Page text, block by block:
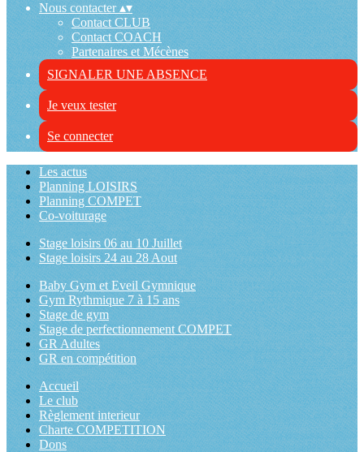
Nous contacter▴▾
Contact CLUB
Contact COACH
Partenaires et Mécènes
SIGNALER UNE ABSENCE
Je veux tester
Se connecter
Les actus
Planning LOISIRS
Planning COMPET
Co-voiturage
Stage loisirs 06 au 10 Juillet
Stage loisirs 24 au 28 Aout
Baby Gym et Eveil Gymnique
Gym Rythmique 7 à 15 ans
Stage de gym
Stage de perfectionnement COMPET
GR Adultes
GR en compétition
Accueil
Le club
Règlement interieur
Charte COMPETITION
Dons